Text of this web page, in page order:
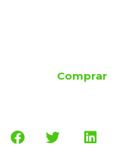
Comprar